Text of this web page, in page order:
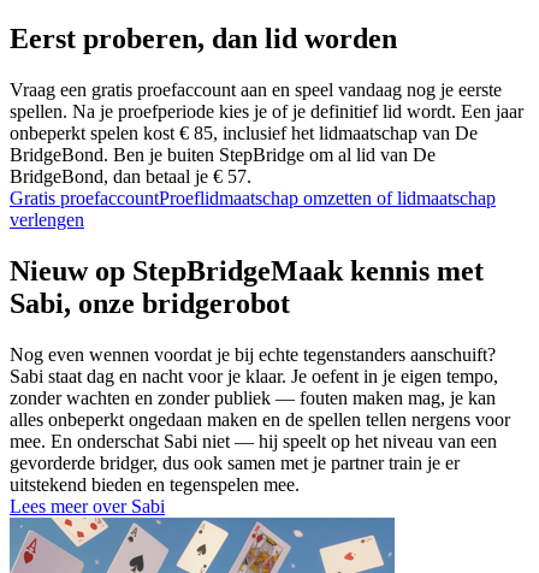
Eerst proberen, dan lid worden
Vraag een gratis proefaccount aan en speel vandaag nog je eerste
spellen. Na je proefperiode kies je of je definitief lid wordt. Een jaar
onbeperkt spelen kost € 85, inclusief het lidmaatschap van De
BridgeBond. Ben je buiten StepBridge om al lid van De
BridgeBond, dan betaal je € 57.
Gratis proefaccountProeflidmaatschap omzetten of lidmaatschap
verlengen
Nieuw op StepBridgeMaak kennis met
Sabi, onze bridgerobot
Nog even wennen voordat je bij echte tegenstanders aanschuift?
Sabi staat dag en nacht voor je klaar. Je oefent in je eigen tempo,
zonder wachten en zonder publiek — fouten maken mag, je kan
alles onbeperkt ongedaan maken en de spellen tellen nergens voor
mee. En onderschat Sabi niet — hij speelt op het niveau van een
gevorderde bridger, dus ook samen met je partner train je er
uitstekend bieden en tegenspelen mee.
Lees meer over Sabi